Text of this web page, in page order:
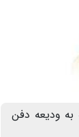
به ودیعه دفن